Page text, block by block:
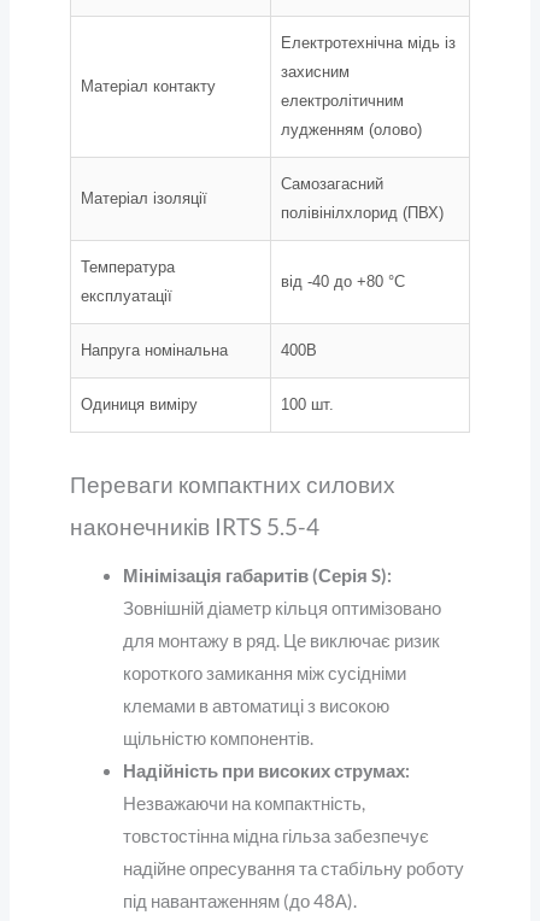
Матеріал контакту
Електротехнічна мідь із
захисним
електролітичним
лудженням (олово)
Матеріал ізоляції
Самозагасний
полівінілхлорид (ПВХ)
Температура
експлуатації
від -40 до +80 °С
Напруга номінальна 400В
Одиниця виміру 100 шт.
Переваги компактних силових
наконечників IRTS 5.5-4
Мінімізація габаритів (Серія S):
Зовнішній діаметр кільця оптимізовано
для монтажу в ряд. Це виключає ризик
короткого замикання між сусідніми
клемами в автоматиці з високою
щільністю компонентів.
Надійність при високих струмах:
Незважаючи на компактність,
товстостінна мідна гільза забезпечує
надійне опресування та стабільну роботу
під навантаженням (до 48А).